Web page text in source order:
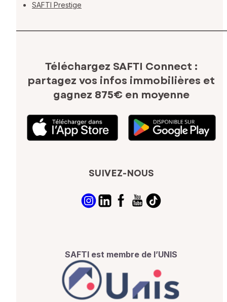
SAFTI Prestige
Téléchargez SAFTI Connect :
partagez vos infos immobilières et
gagnez 875€ en moyenne
SUIVEZ-NOUS
SAFTI est membre de l’UNIS